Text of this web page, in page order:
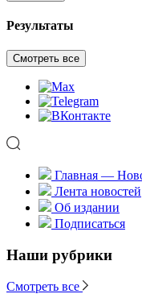
Результаты
Смотреть все
Главная —
Лента новостей
Об издании
Подписаться
Наши рубрики
Смотреть все